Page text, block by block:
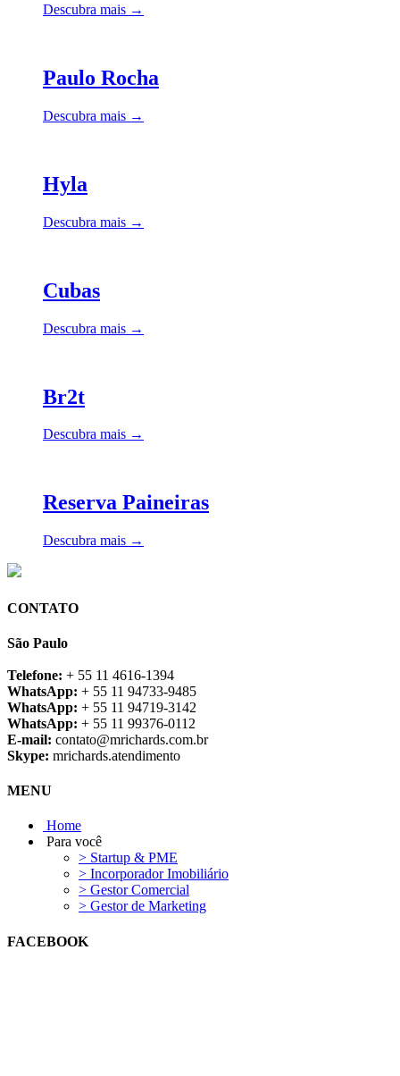
Descubra mais →
Paulo Rocha
Descubra mais →
Hyla
Descubra mais →
Cubas
Descubra mais →
Br2t
Descubra mais →
Reserva Paineiras
Descubra mais →
CONTATO
São Paulo
Telefone: + 55 11 4616-1394
WhatsApp: + 55 11 94733-9485
WhatsApp: + 55 11 94719-3142
WhatsApp: + 55 11 99376-0112
E-mail: contato@mrichards.com.br
Skype: mrichards.atendimento
MENU
Home
Para você
> Startup & PME
> Incorporador Imobiliário
> Gestor Comercial
> Gestor de Marketing
FACEBOOK